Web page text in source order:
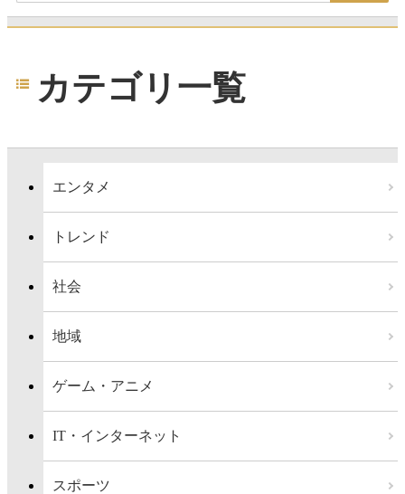
カテゴリ一覧
エンタメ
トレンド
社会
地域
ゲーム・アニメ
IT・インターネット
スポーツ